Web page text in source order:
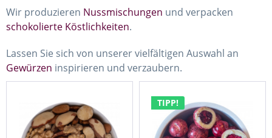
Wir produzieren Nussmischungen und verpacken
schokolierte Köstlichkeiten.
Lassen Sie sich von unserer vielfältigen Auswahl an
Gewürzen inspirieren und verzaubern.
TIPP!